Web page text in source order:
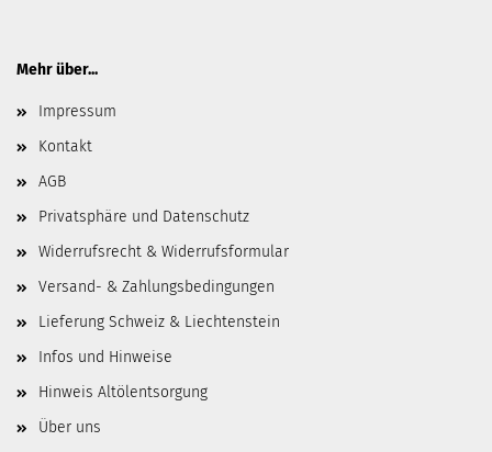
Mehr über...
Impressum
Kontakt
AGB
Privatsphäre und Datenschutz
Widerrufsrecht & Widerrufsformular
Versand- & Zahlungsbedingungen
Lieferung Schweiz & Liechtenstein
Infos und Hinweise
Hinweis Altölentsorgung
Über uns